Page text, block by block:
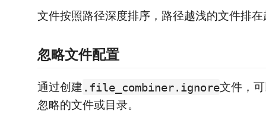
文件按照路径深度排序，路径越浅的文件排
忽略文件配置
通过创建 .file_combiner.ignore文件，
忽略的文件或目录。